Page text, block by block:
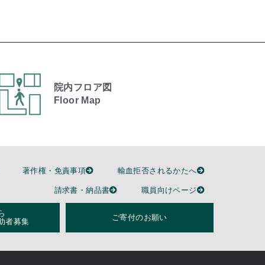
院内フロア図
Floor Map
著作権・免責事項 輸血拒否されるかたへ
請求書・納品書 職員向けページ
者募集
ご寄付のお願い